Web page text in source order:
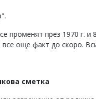
променят през 1970 г.
все още факт до скоро.
сметка